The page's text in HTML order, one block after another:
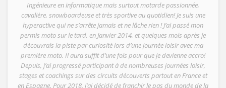
Ingénieure en informatique mais surtout motarde passionnée,
cavalière, snowboardeuse et très sportive au quotidien! Je suis une
hyperactive qui ne s’arrête jamais et ne lâche rien ! J’ai passé mon
permis moto sur le tard, en Janvier 2014, et quelques mois après je
découvrais la piste par curiosité lors d’une journée loisir avec ma
première moto. Il aura suffit d’une fois pour que je devienne accro!
Depuis, j’ai progressé participant à de nombreuses journées loisir,
stages et coachings sur des circuits découverts partout en France et
en Espagne. Pour 2018, j’ai décidé de franchir le pas du monde de la